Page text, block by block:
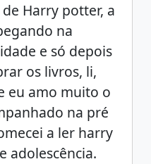
Harry potter, a
na
e só depois
os livros, li,
eu amo muito o
na pré
a ler harry
adolescência.